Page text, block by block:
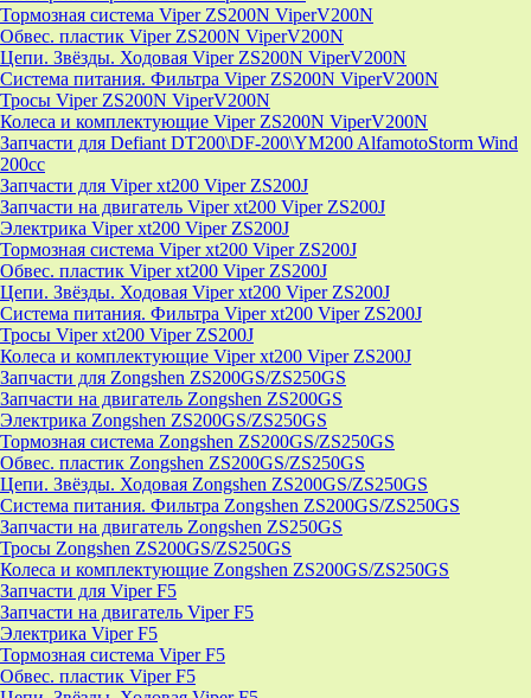
Тормозная система Viper ZS200N ViperV200N
Обвес. пластик Viper ZS200N ViperV200N
Цепи. Звёзды. Ходовая Viper ZS200N ViperV200N
Система питания. Фильтра Viper ZS200N ViperV200N
Тросы Viper ZS200N ViperV200N
Колеса и комплектующие Viper ZS200N ViperV200N
Запчасти для Defiant DT200\DF-200\YM200 AlfamotoStorm Wind
200cc
Запчасти для Viper xt200 Viper ZS200J
Запчасти на двигатель Viper xt200 Viper ZS200J
Электрика Viper xt200 Viper ZS200J
Тормозная система Viper xt200 Viper ZS200J
Обвес. пластик Viper xt200 Viper ZS200J
Цепи. Звёзды. Ходовая Viper xt200 Viper ZS200J
Система питания. Фильтра Viper xt200 Viper ZS200J
Тросы Viper xt200 Viper ZS200J
Колеса и комплектующие Viper xt200 Viper ZS200J
Запчасти для Zongshen ZS200GS/ZS250GS
Запчасти на двигатель Zongshen ZS200GS
Электрика Zongshen ZS200GS/ZS250GS
Тормозная система Zongshen ZS200GS/ZS250GS
Обвес. пластик Zongshen ZS200GS/ZS250GS
Цепи. Звёзды. Ходовая Zongshen ZS200GS/ZS250GS
Система питания. Фильтра Zongshen ZS200GS/ZS250GS
Запчасти на двигатель Zongshen ZS250GS
Тросы Zongshen ZS200GS/ZS250GS
Колеса и комплектующие Zongshen ZS200GS/ZS250GS
Запчасти для Viper F5
Запчасти на двигатель Viper F5
Электрика Viper F5
Тормозная система Viper F5
Обвес. пластик Viper F5